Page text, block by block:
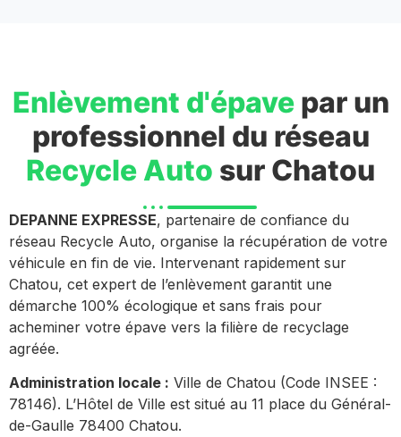
Enlèvement d'épavepar un
professionnel du réseau
Recycle Auto sur Chatou
DEPANNE EXPRESSE, partenaire de confiance du
réseau Recycle Auto, organise la récupération de votre
véhicule en fin de vie. Intervenant rapidement sur
Chatou, cet expert de l’enlèvement garantit une
démarche 100% écologique et sans frais pour
acheminer votre épave vers la filière de recyclage
agréée.
Administration locale : Ville de Chatou (Code INSEE :
78146). L’Hôtel de Ville est situé au 11 place du Général-
de-Gaulle 78400 Chatou.